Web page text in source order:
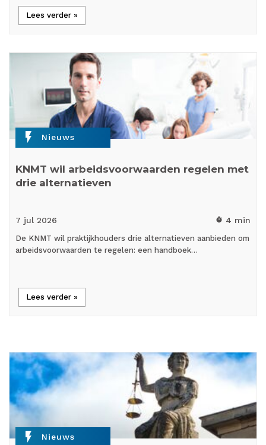
Lees verder »
flash_on Nieuws
KNMT wil arbeidsvoorwaarden regelen met
drie alternatieven
7 jul 2026 timer 4 min
De KNMT wil praktijkhouders drie alternatieven aanbieden om
arbeidsvoorwaarden te regelen: een handboek…
Lees verder »
flash_on Nieuws